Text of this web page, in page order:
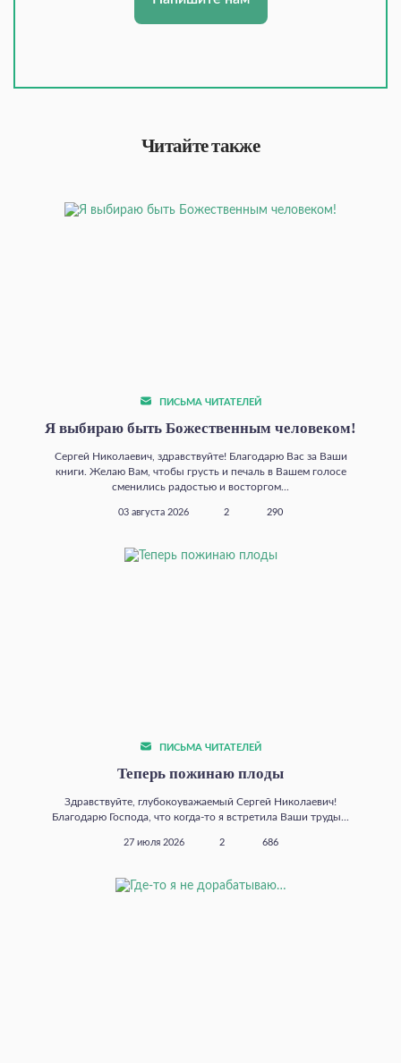
Читайте также
ПИСЬМА ЧИТАТЕЛЕЙ
Я выбираю быть Божественным человеком!
Сергей Николаевич, здравствуйте! Благодарю Вас за Ваши
книги. Желаю Вам, чтобы грусть и печаль в Вашем голосе
сменились радостью и восторгом...
03 августа 2026 2 290
ПИСЬМА ЧИТАТЕЛЕЙ
Теперь пожинаю плоды
Здравствуйте, глубокоуважаемый Сергей Николаевич!
Благодарю Господа, что когда‑то я встретила Ваши труды...
27 июля 2026 2 686